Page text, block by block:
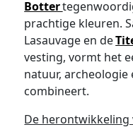
Botter
prachtige kleuren.
Lasauvage en de
vesting, vormt het
natuur, archeologie
combineert.
De herontwikkeling